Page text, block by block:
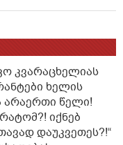
კვარაცხელიას
ხელის
არაერთი წელი!
იქნებ
დაუკვეთეს?!“